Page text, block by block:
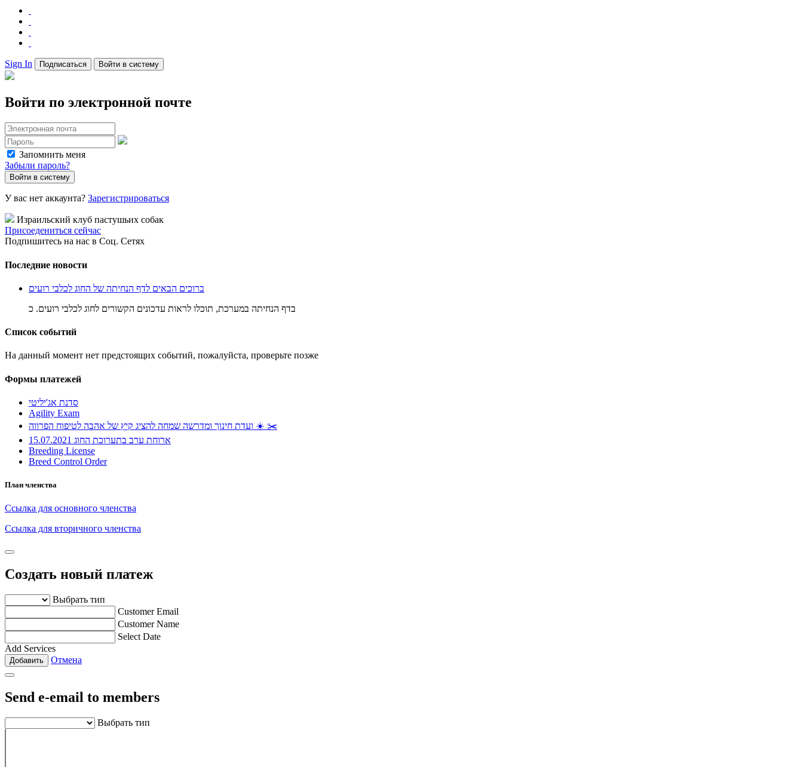
Sign In Подписаться Войти в систему
Войти по электронной почте
Запомнить меня
Забыли пароль?
У вас нет аккаунта? Зарегистрироваться
Израильский клуб пастушьих собак
Присоедениться сейчас
Подпишитесь на нас в Соц. Сетях
Последние новости
ברוכים הבאים לדף הנחיתה של החוג לכלבי רועים
בדף הנחיתה במערכת, תוכלו לראות עדכונים הקשורים לחוג לכלבי רועים. כ
Список событий
На данный момент нет предстоящих событий, пожалуйста, проверьте позже
Формы платежей
סדנת אג'יליטי
Agility Exam
ועדת חינוך ומדרשה שמחה להציג קיץ של אהבה לטיפוח הפרווה ☀️ ✂️
ארוחת ערב בתערוכת החוג 15.07.2021
Breeding License
Breed Control Order
План членства
Ссылка для основного членства
Ссылка для вторичного членства
Создать новый платеж
Выбрать тип
Customer Email
Customer Name
Select Date
Add Services
Добавить Отмена
Send e-email to members
Выбрать тип